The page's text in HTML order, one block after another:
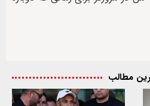
مطالب